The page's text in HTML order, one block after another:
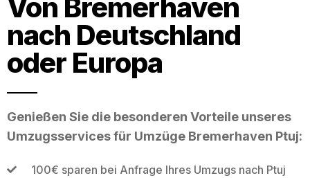
Von Bremerhaven
nach Deutschland
oder Europa
Genießen Sie die besonderen Vorteile unseres
Umzugsservices für Umzüge Bremerhaven Ptuj:
100€ sparen bei Anfrage Ihres Umzugs nach Ptuj